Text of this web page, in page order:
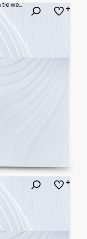
Znak zapytania zestaw ikon na białym tle wektor. Pomoc znak dymek. Ikona pytania czatu. Koncepcja pytanie